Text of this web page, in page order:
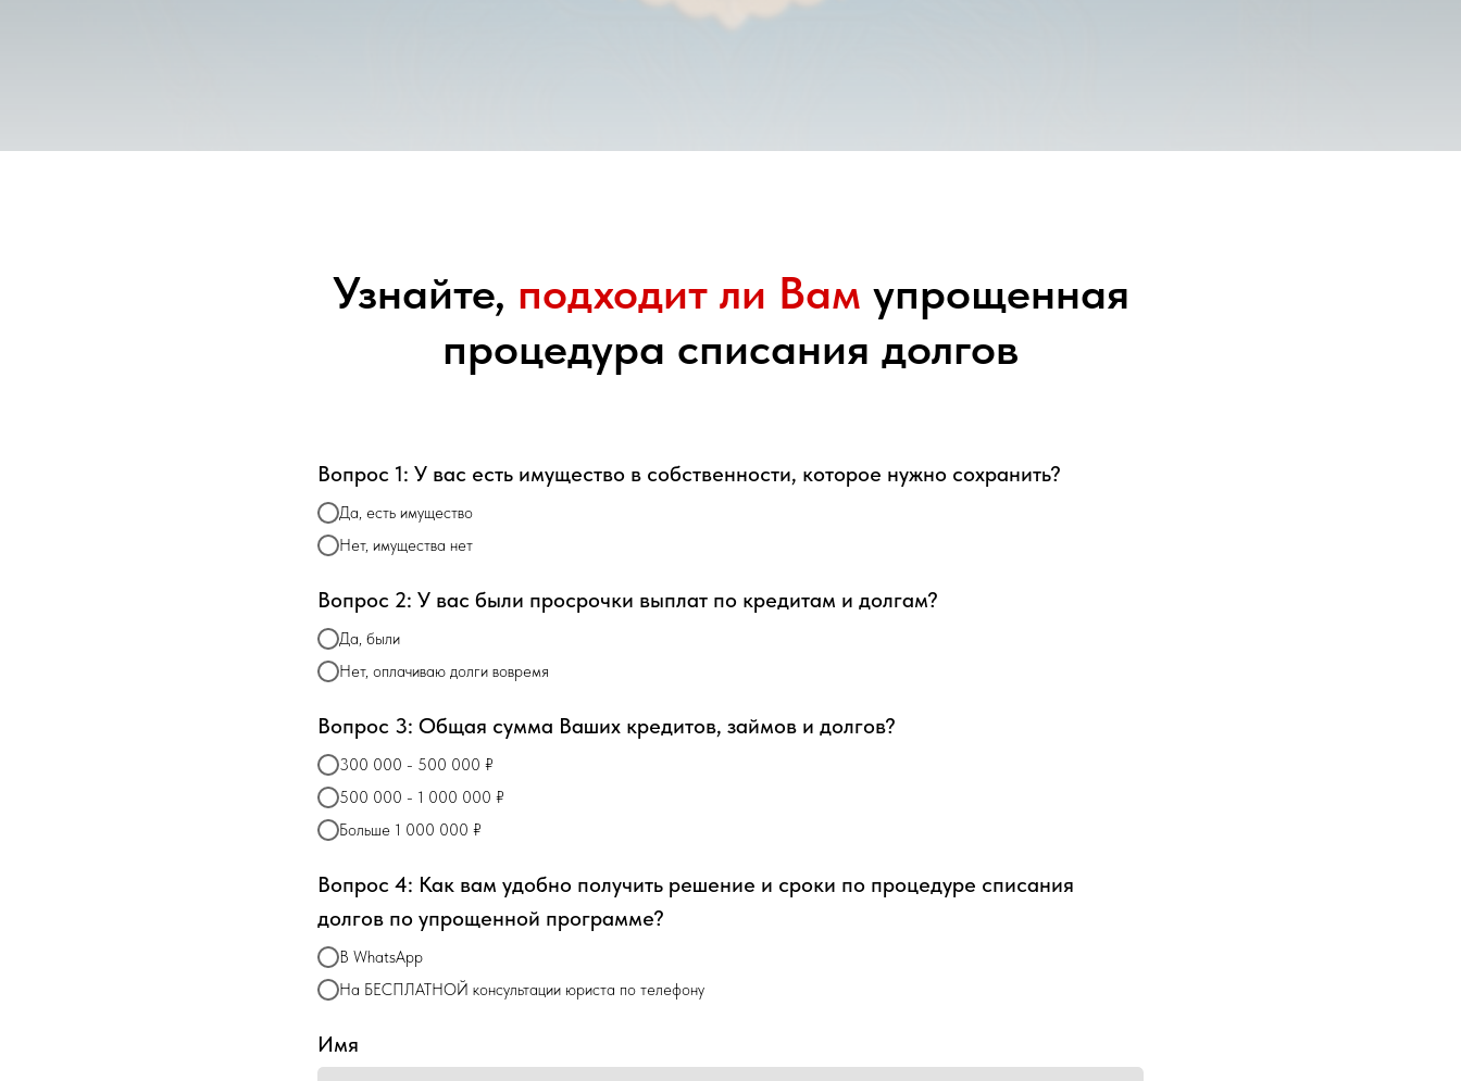
Узнайте, подходит ли Вам упрощенная
процедура списания долгов
Вопрос 1: У вас есть имущество в собственности, которое нужно сохранить?
Да, есть имущество
Нет, имущества нет
Вопрос 2: У вас были просрочки выплат по кредитам и долгам?
Да, были
Нет, оплачиваю долги вовремя
Вопрос 3: Общая сумма Ваших кредитов, займов и долгов?
300 000 - 500 000 ₽
500 000 - 1 000 000 ₽
Больше 1 000 000 ₽
Вопрос 4: Как вам удобно получить решение и сроки по процедуре списания
долгов по упрощенной программе?
В WhatsApp
На БЕСПЛАТНОЙ консультации юриста по телефону
Имя